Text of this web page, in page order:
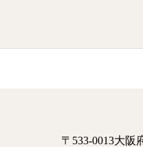
〒533-0013大